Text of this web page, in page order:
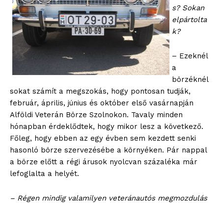
s? Sokan
elpártolta
k?
– Ezeknél
a
börzéknél
sokat számít a megszokás, hogy pontosan tudják,
február, április, június és október első vasárnapján
Alföldi Veterán Börze Szolnokon. Tavaly minden
hónapban érdeklődtek, hogy mikor lesz a következő.
Főleg, hogy ebben az egy évben sem kezdett senki
hasonló börze szervezésébe a környéken. Pár nappal
a börze előtt a régi árusok nyolcvan százaléka már
lefoglalta a helyét.
– Régen mindig valamilyen veteránautós megmozdulás